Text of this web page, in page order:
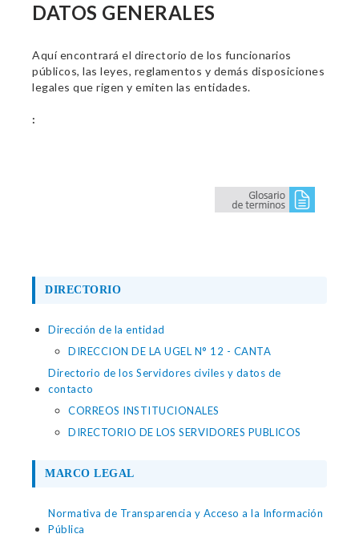
DATOS GENERALES
Aquí encontrará el directorio de los funcionarios
públicos, las leyes, reglamentos y demás disposiciones
legales que rigen y emiten las entidades.
:
DIRECTORIO
Dirección de la entidad
DIRECCION DE LA UGEL N° 12 - CANTA
Directorio de los Servidores civiles y datos de
contacto
CORREOS INSTITUCIONALES
DIRECTORIO DE LOS SERVIDORES PUBLICOS
MARCO LEGAL
Normativa de Transparencia y Acceso a la Información
Pública